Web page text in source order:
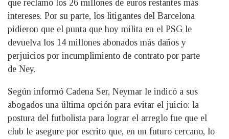
que reclamó los 26 millones de euros restantes más
intereses. Por su parte, los litigantes del Barcelona
pidieron que el punta que hoy milita en el PSG le
devuelva los 14 millones abonados más daños y
perjuicios por incumplimiento de contrato por parte
de Ney.
Según informó Cadena Ser, Neymar le indicó a sus
abogados una última opción para evitar el juicio: la
postura del futbolista para lograr el arreglo fue que el
club le asegure por escrito que, en un futuro cercano, lo